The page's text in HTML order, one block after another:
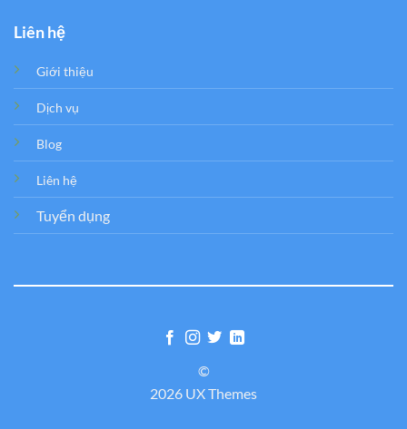
Liên hệ
Giới thiệu
Dịch vụ
Blog
Liên hệ
Tuyển dụng
©
2026 UX Themes